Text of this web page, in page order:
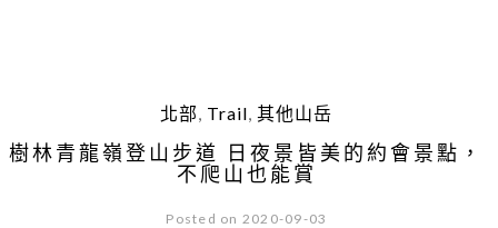
北部, Trail,其他山岳
樹林青龍嶺登山步道 日夜景皆美的約會景點，
不爬山也能賞
Posted on 2020-09-03